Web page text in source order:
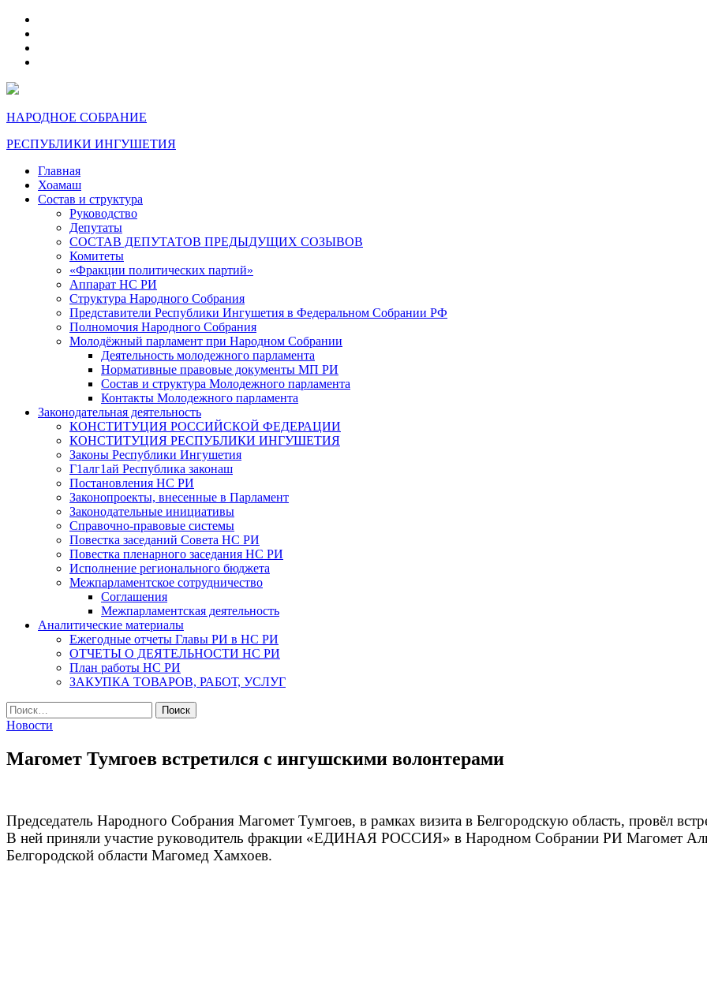
НАРОДНОЕ СОБРАНИЕ
РЕСПУБЛИКИ ИНГУШЕТИЯ
Главная
Хоамаш
Состав и структура
Руководство
Депутаты
СОСТАВ ДЕПУТАТОВ ПРЕДЫДУЩИХ СОЗЫВОВ
Комитеты
«Фракции политических партий»
Аппарат НС РИ
Структура Народного Собрания
Представители Республики Ингушетия в Федеральном Собрании РФ
Полномочия Народного Собрания
Молодёжный парламент при Народном Собрании
Деятельность молодежного парламента
Нормативные правовые документы МП РИ
Состав и структура Молодежного парламента
Контакты Молодежного парламента
Законодательная деятельность
КОНСТИТУЦИЯ РОССИЙСКОЙ ФЕДЕРАЦИИ
КОНСТИТУЦИЯ РЕСПУБЛИКИ ИНГУШЕТИЯ
Законы Республики Ингушетия
Г1алг1ай Республика законаш
Постановления НС РИ
Законопроекты, внесенные в Парламент
Законодательные инициативы
Справочно-правовые системы
Повестка заседаний Совета НС РИ
Повестка пленарного заседания НС РИ
Исполнение регионального бюджета
Межпарламентское сотрудничество
Соглашения
Межпарламентская деятельность
Аналитические материалы
Ежегодные отчеты Главы РИ в НС РИ
ОТЧЕТЫ О ДЕЯТЕЛЬНОСТИ НС РИ
План работы НС РИ
ЗАКУПКА ТОВАРОВ, РАБОТ, УСЛУГ
Найти:
Новости
Магомет Тумгоев встретился с ингушскими волонтерами
Председатель Народного Собрания Магомет Тумгоев, в рамках визита в Белгородскую область, провёл
В ней приняли участие руководитель фракции «ЕДИНАЯ РОССИЯ» в Народном Собрании РИ Магомет
Белгородской области Магомед Хамхоев.